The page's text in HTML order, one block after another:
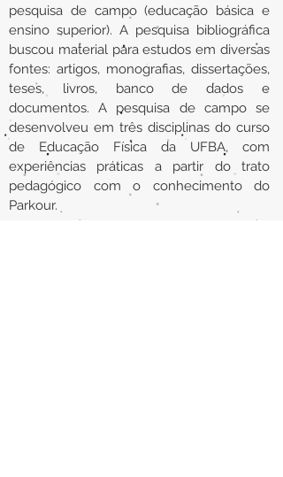
pesquisa de campo (educação básica e
ensino superior). A pesquisa bibliográfica
buscou material para estudos em diversas
fontes: artigos, monografias, dissertações,
teses, livros, banco de dados e
documentos. A pesquisa de campo se
desenvolveu em três disciplinas do curso
de Educação Física da UFBA, com
experiências práticas a partir do trato
pedagógico com o conhecimento do
Parkour.